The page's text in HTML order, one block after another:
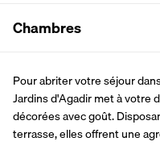
Chambres
Pour abriter votre séjour
Jardins d'Agadir met à votre
décorées avec goût.
terrasse, elles offrent une